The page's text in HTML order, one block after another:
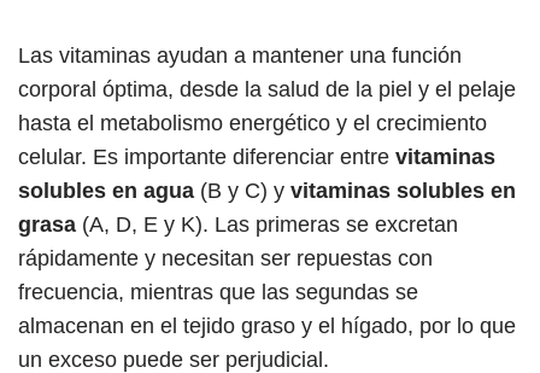
Las vitaminas ayudan a mantener una función
corporal óptima, desde la salud de la piel y el pelaje
hasta el metabolismo energético y el crecimiento
celular. Es importante diferenciar entre vitaminas
solubles en agua (B y C) y vitaminas solubles en
grasa (A, D, E y K). Las primeras se excretan
rápidamente y necesitan ser repuestas con
frecuencia, mientras que las segundas se
almacenan en el tejido graso y el hígado, por lo que
un exceso puede ser perjudicial.